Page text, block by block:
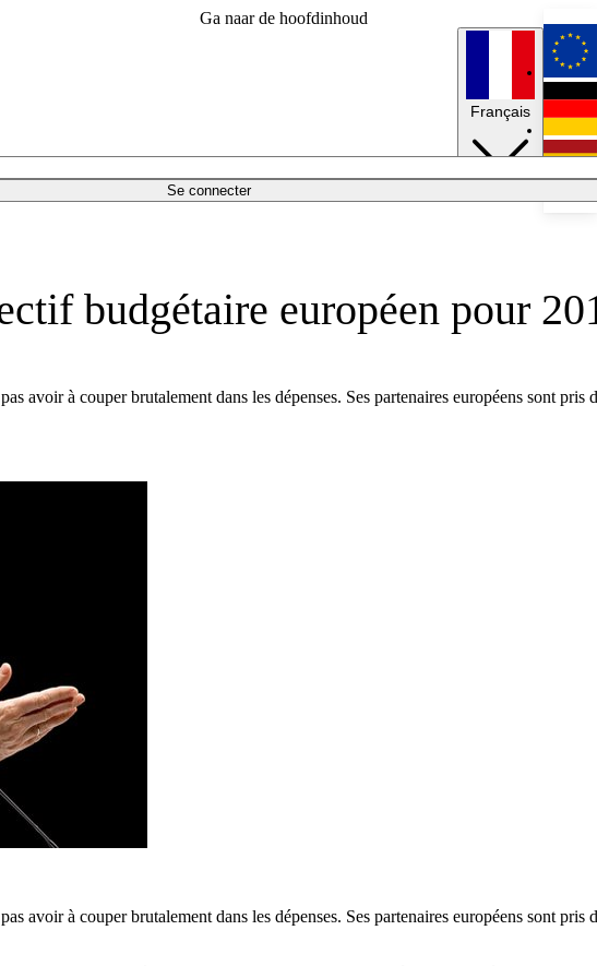
Ga naar de hoofdinhoud
Se connecter
Français
budgétaire européen pour
avoir à couper brutalement dans les dépenses. Ses partenaires européens sont
avoir à couper brutalement dans les dépenses. Ses partenaires européens sont